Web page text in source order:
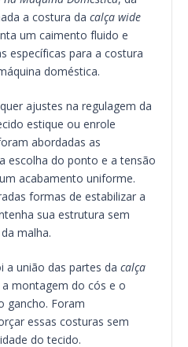
a costura da calça wide
um caimento fluido e
específicas para a costura
doméstica.
ajustes na regulagem da
estique ou enrole
abordadas as
escolha do ponto e a tensão
acabamento uniforme.
formas de estabilizar a
sua estrutura sem
malha.
união das partes da calça
montagem do cós e o
gancho. Foram
essas costuras sem
do tecido.